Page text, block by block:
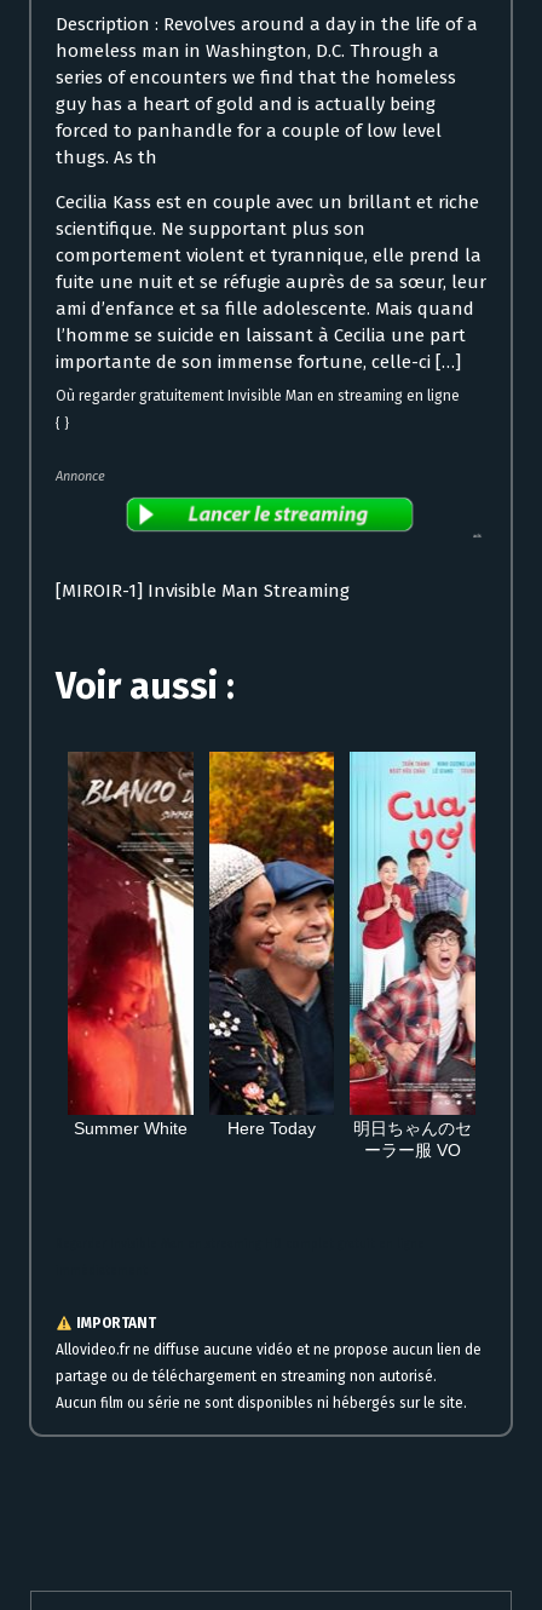
Description : Revolves around a day in the life of a
homeless man in Washington, D.C. Through a
series of encounters we find that the homeless
guy has a heart of gold and is actually being
forced to panhandle for a couple of low level
thugs. As th
Cecilia Kass est en couple avec un brillant et riche
scientifique. Ne supportant plus son
comportement violent et tyrannique, elle prend la
fuite une nuit et se réfugie auprès de sa sœur, leur
ami d’enfance et sa fille adolescente. Mais quand
l’homme se suicide en laissant à Cecilia une part
importante de son immense fortune, celle-ci […]
Où regarder gratuitement Invisible Man en streaming en ligne
{ }
Annonce
[MIROIR-1] Invisible Man Streaming
Voir aussi :
Summer White Here Today
明日ちゃんのセ
ーラー服 VO
IMPORTANT
Allovideo.fr ne diffuse aucune vidéo et ne propose aucun lien de
partage ou de téléchargement en streaming non autorisé.
Aucun film ou série ne sont disponibles ni hébergés sur le site.